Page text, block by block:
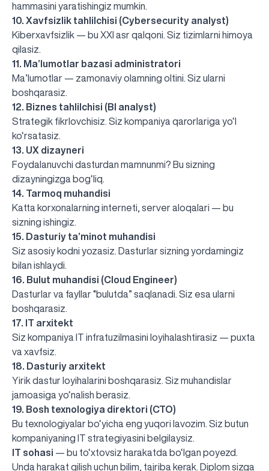
hammasini yaratishingiz mumkin.
10. Xavfsizlik tahlilchisi (Cybersecurity analyst)
Kiberxavfsizlik — bu XXI asr qalqoni. Siz tizimlarni himoya
qilasiz.
11. Ma’lumotlar bazasi administratori
Ma’lumotlar — zamonaviy olamning oltini. Siz ularni
boshqarasiz.
12. Biznes tahlilchisi (BI analyst)
Strategik fikrlovchisiz. Siz kompaniya qarorlariga yo‘l
ko‘rsatasiz.
13. UX dizayneri
Foydalanuvchi dasturdan mamnunmi? Bu sizning
dizayningizga bog‘liq.
14. Tarmoq muhandisi
Katta korxonalarning interneti, server aloqalari — bu
sizning ishingiz.
15. Dasturiy ta’minot muhandisi
Siz asosiy kodni yozasiz. Dasturlar sizning yordamingiz
bilan ishlaydi.
16. Bulut muhandisi (Cloud Engineer)
Dasturlar va fayllar “bulutda” saqlanadi. Siz esa ularni
boshqarasiz.
17. IT arxitekt
Siz kompaniya IT infratuzilmasini loyihalashtirasiz — puxta
va xavfsiz.
18. Dasturiy arxitekt
Yirik dastur loyihalarini boshqarasiz. Siz muhandislar
jamoasiga yo‘nalish berasiz.
19. Bosh texnologiya direktori (CTO)
Bu texnologiyalar bo‘yicha eng yuqori lavozim. Siz butun
kompaniyaning IT strategiyasini belgilaysiz.
IT sohasi — bu to‘xtovsiz harakatda bo‘lgan poyezd.
Unda harakat qilish uchun bilim, tajriba kerak. Diplom sizga